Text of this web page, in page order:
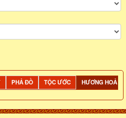
PHẢ ĐỒ TỘC ƯỚC HƯƠNG HOẢ